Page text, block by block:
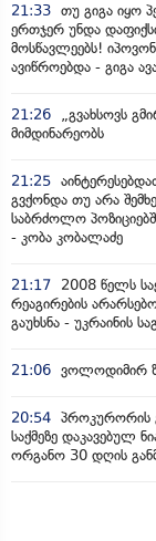
21:33 თუ გიგა იყო
ერთჯერ უნდა
მოსწავლეებს!
ავიწროებდა - გიგა
21:26
„გვახსოვს
მიმდინარეობს
21:25
გვქონდა თუ არა
საბრძოლო
- კობა კობალაძე
21:17
2008 წელს
რეაგირების
გაუხსნა - უკრაინის
21:06 ვოლოდიმირ
20:54 პროკურორის
საქმეზე დაკავებულ
ორგანო 30 დღის